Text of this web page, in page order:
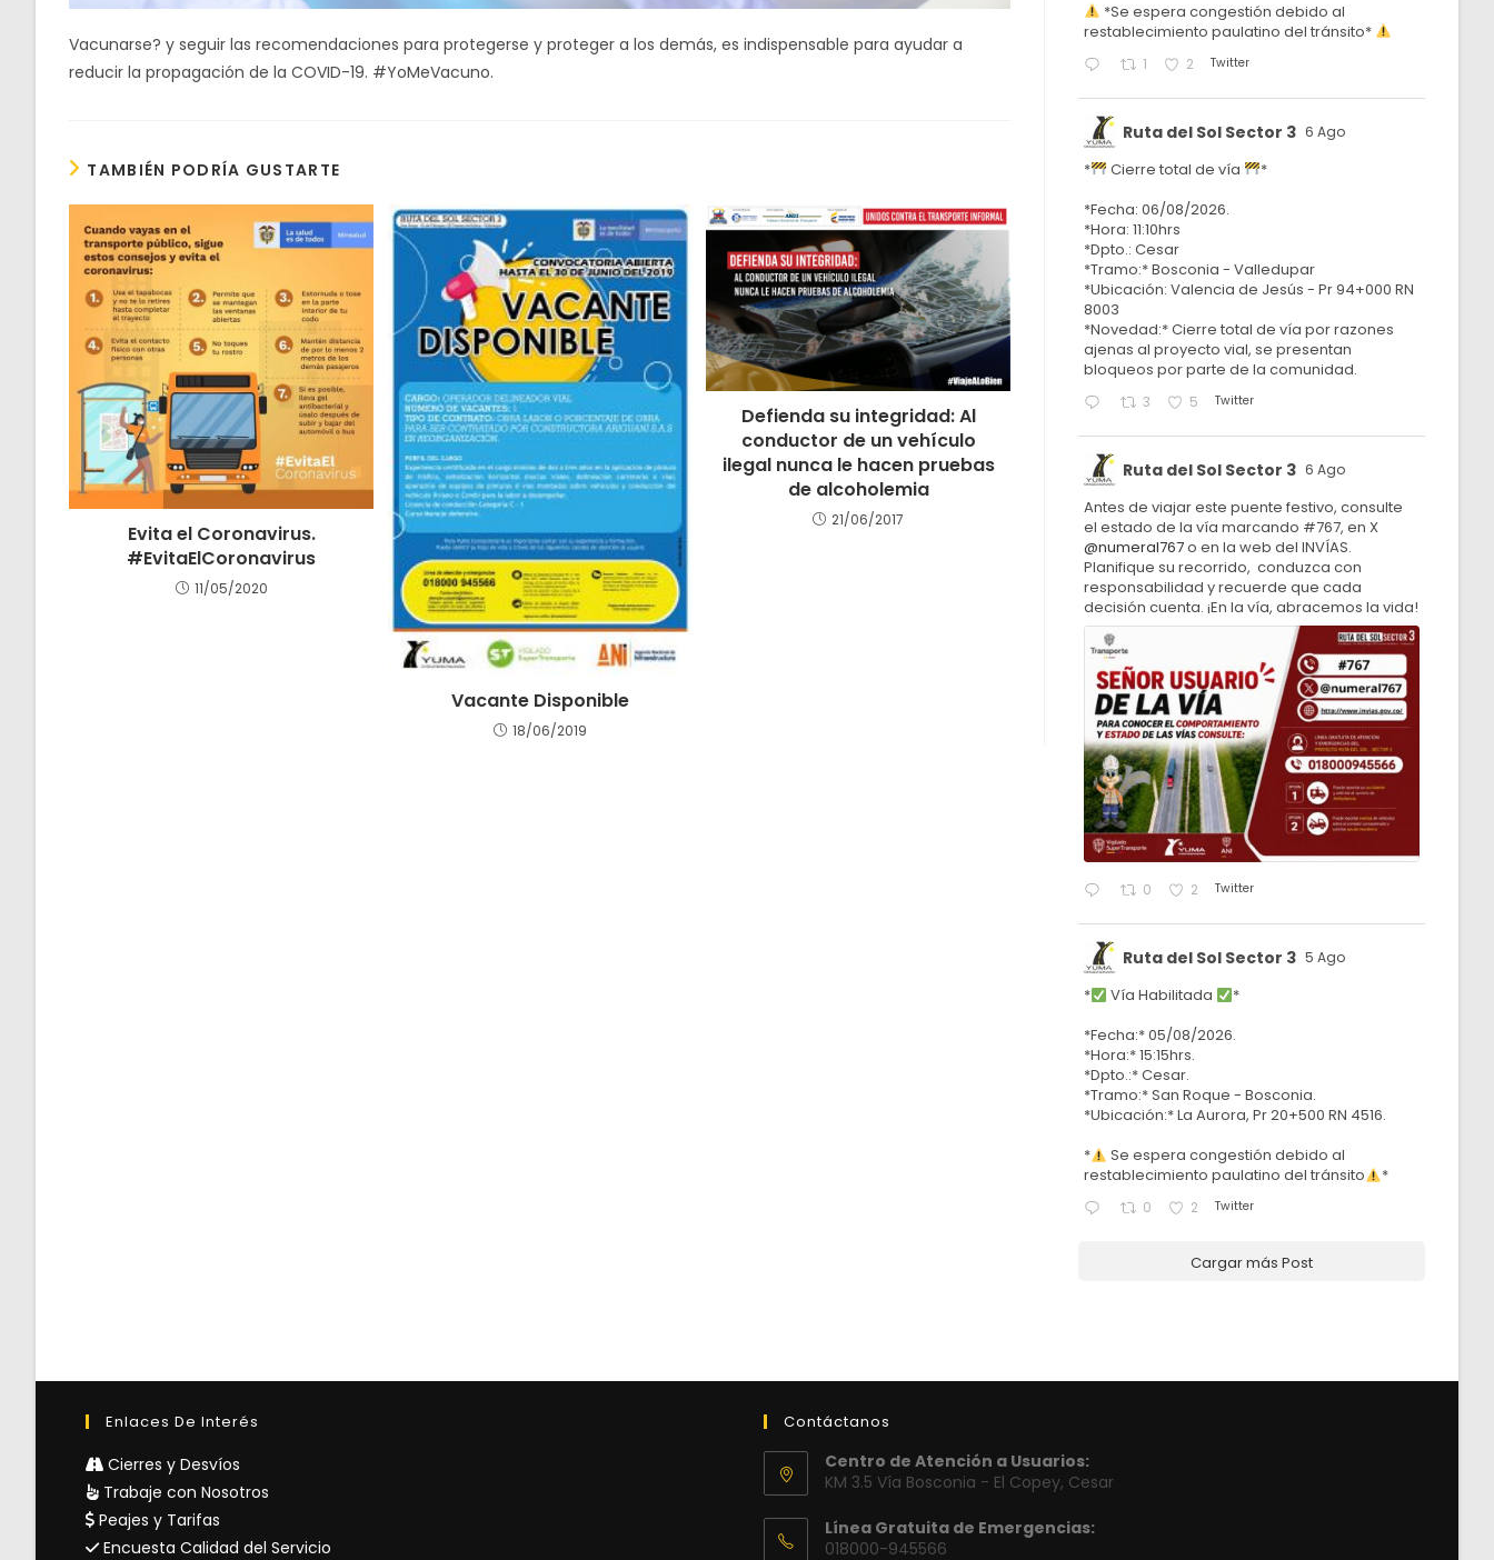
Vacunarse? y seguir las recomendaciones para protegerse y proteger a los demás, es indispensable para ayudar a
reducir la propagación de la COVID-19. #YoMeVacuno.
TAMBIÉN PODRÍA GUSTARTE
Evita el Coronavirus.
#EvitaElCoronavirus
11/05/2020
Vacante Disponible
18/06/2019
Defienda su integridad: Al
conductor de un vehículo
ilegal nunca le hacen pruebas
de alcoholemia
21/06/2017
*Se espera congestión debido al
restablecimiento paulatino del tránsito*
1 2 Twitter
Ruta del Sol Sector 3 6 Ago
* Cierre total de vía
*
*Fecha: 06/08/2026.
*Hora: 11:10hrs
*Dpto.: Cesar
*Tramo:* Bosconia - Valledupar
*Ubicación: Valencia de Jesús - Pr 94+000 RN
8003
*Novedad:* Cierre total de vía por razones
ajenas al proyecto vial, se presentan
bloqueos por parte de la comunidad.
3 5 Twitter
Ruta del Sol Sector 3 6 Ago
Antes de viajar este puente festivo, consulte
el estado de la vía marcando #767, en X
@numeral767o en la web del INVÍAS.
Planifique su recorrido, conduzca con
responsabilidad y recuerde que cada
decisión cuenta. ¡En la vía, abracemos la vida!
0 2 Twitter
Ruta del Sol Sector 3 5 Ago
* Vía Habilitada
*
*Fecha:* 05/08/2026.
*Hora:* 15:15hrs.
*Dpto.:* Cesar.
*Tramo:* San Roque - Bosconia.
*Ubicación:* La Aurora, Pr 20+500 RN 4516.
*
Se espera congestión debido al
restablecimiento paulatino del tránsito
*
0 2 Twitter
Cargar más Post
Enlaces De Interés
Cierres y Desvíos
Trabaje con Nosotros
Peajes y Tarifas
Encuesta Calidad del Servicio
Contáctanos
Centro de Atención a Usuarios:
KM 3.5 Vía Bosconia - El Copey, Cesar
Línea Gratuita de Emergencias:
018000-945566